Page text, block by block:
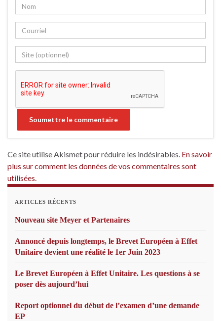
Ce site utilise Akismet pour réduire les indésirables. En savoir
plus sur comment les données de vos commentaires sont
utilisées.
ARTICLES RÉCENTS
Nouveau site Meyer et Partenaires
Annoncé depuis longtemps, le Brevet Européen à Effet
Unitaire devient une réalité le 1er Juin 2023
Le Brevet Européen à Effet Unitaire. Les questions à se
poser dès aujourd’hui
Report optionnel du début de l’examen d’une demande
EP